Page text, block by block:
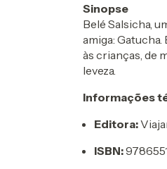
Sinopse
Belé Salsicha,
amiga:
às crianças, de
leveza.
Informações
Editora:
ISBN: